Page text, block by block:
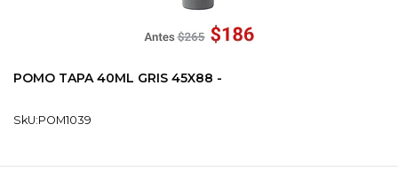
POMO TAPA 40ML GRIS 45X88 -
SkU:POM1039